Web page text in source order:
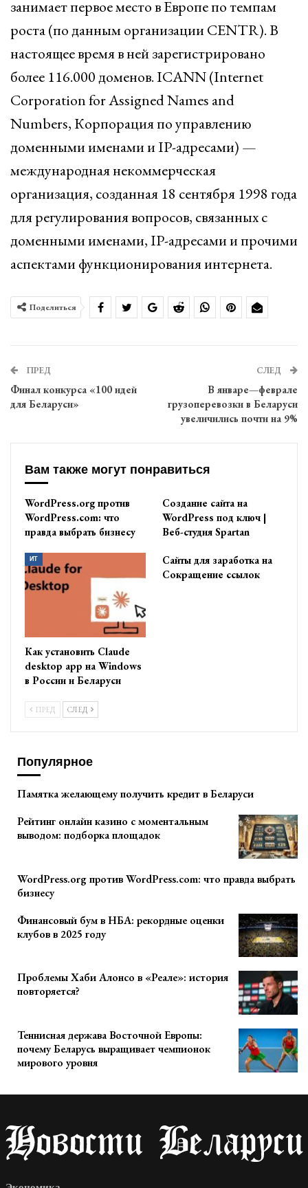
занимает первое место в Европе по темпам
роста (по данным организации CENTR). В
настоящее время в ней зарегистрировано
более 116.000 доменов. ICANN (Internet
Corporation for Assigned Names and
Numbers, Корпорация по управлению
доменными именами и IP-адресами) —
международная некоммерческая
организация, созданная 18 сентября 1998 года
для регулирования вопросов, связанных с
доменными именами, IP-адресами и прочими
аспектами функционирования интернета.
Поделиться
ПРЕД
Финал конкурса «100 идей
для Беларуси»
СЛЕД
В январе—феврале
грузоперевозки в Беларуси
увеличились почти на 9%
Вам также могут понравиться
WordPress.org против
WordPress.com: что
правда выбрать бизнесу
Создание сайта на
WordPress под ключ |
Веб-студия Spartan
ИТ
Как установить Claude
desktop app на Windows
в России и Беларуси
Сайты для заработка на
Сокращение ссылок
ПРЕД СЛЕД
Популярное
Памятка желающему получить кредит в Беларуси
Рейтинг онлайн казино с моментальным
выводом: подборка площадок
WordPress.org против WordPress.com: что правда выбрать
бизнесу
Финансовый бум в НБА: рекордные оценки
клубов в 2025 году
Проблемы Хаби Алонсо в «Реале»: история
повторяется?
Теннисная держава Восточной Европы:
почему Беларусь выращивает чемпионок
мирового уровня